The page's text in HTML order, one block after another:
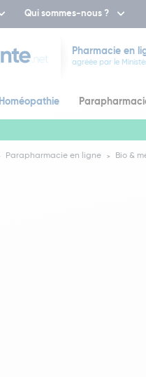
Qui sommes-nous ?
Pharmacie en
agréée par le
Homéopathie
Parapharmacie en ligne Bio &